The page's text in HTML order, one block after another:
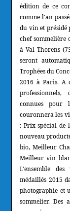
édition de ce
comme l'an
du vin et présidé
chef sommelière
à Val Thorens
seront
Trophées du
2016 à Paris. A
connues pour
couronnera les
: Prix spécial de
nouveau
bio, Meilleur
Meilleur vin
L'ensemble
médaillés 2015
photographie et
sommelier. Des